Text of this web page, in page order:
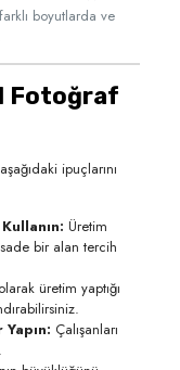
boyutlarda ve
Fotoğraf
ipuçlarını
Üretim
bir alan tercih
üretim yaptığı
Çalışanları